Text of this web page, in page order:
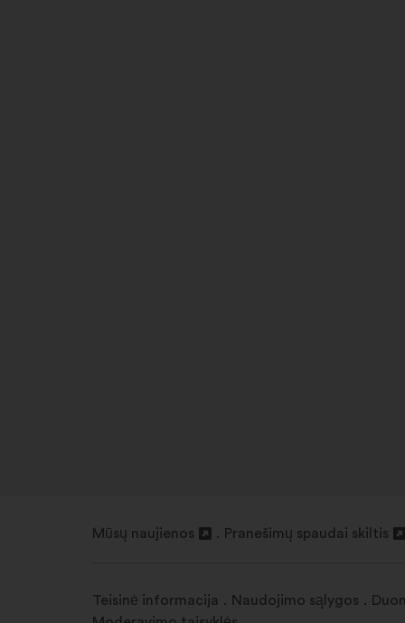
Mūsų naujienos
Atverti
Pranešimų spaudai skiltis
Teisinė informacija Naudojimo sąlygos